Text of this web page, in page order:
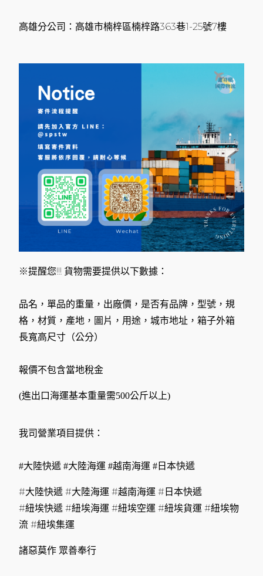
高雄分公司：高雄市楠梓區楠梓路363巷1-25號7樓
※提醒您!!! 貨物需要提供以下數據：
品名，單品的重量，出廠價，是否有品牌，型號，規
格，材質，產地，圖片，用途，城市地址，箱子外箱
長寬高尺寸（公分）
報價不包含當地稅金
(進出口海運基本重量需500公斤以上)
我司營業項目提供：
#大陸快遞 #大陸海運 #越南海運 #日本快遞
#大陸快遞 #大陸海運 #越南海運 #日本快遞
#紐埃快遞 #紐埃海運 #紐埃空運 #紐埃貨運 #紐埃物
流 #紐埃集運
諸惡莫作 眾善奉行